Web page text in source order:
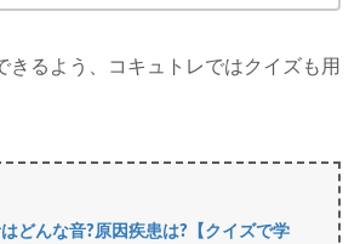
きるよう、コキュトレではクイズも用
どんな音?原因疾患は?【クイズで学